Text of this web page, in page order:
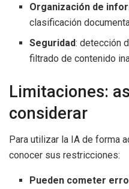
Organización de
clasificación
Seguridad: detección
filtrado de contenido
Limitaciones:
considerar
Para utilizar la IA de forma
conocer sus restricciones:
Pueden cometer